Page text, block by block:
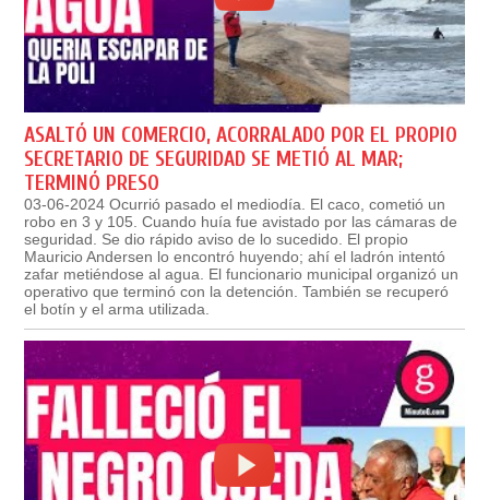
ASALTÓ UN COMERCIO, ACORRALADO POR EL PROPIO
SECRETARIO DE SEGURIDAD SE METIÓ AL MAR;
TERMINÓ PRESO
03-06-2024 Ocurrió pasado el mediodía. El caco, cometió un
robo en 3 y 105. Cuando huía fue avistado por las cámaras de
seguridad. Se dio rápido aviso de lo sucedido. El propio
Mauricio Andersen lo encontró huyendo; ahí el ladrón intentó
zafar metiéndose al agua. El funcionario municipal organizó un
operativo que terminó con la detención. También se recuperó
el botín y el arma utilizada.